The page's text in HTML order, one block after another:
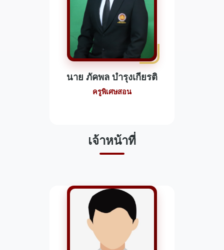
นาย ภัคพล บำรุงเกียรติ
ครูพิเศษสอน
เจ้าหน้าที่